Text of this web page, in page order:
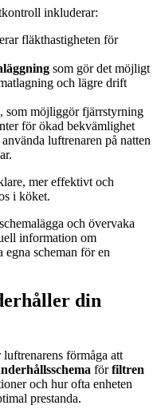
inkluderar:
fläkthastigheten för
som gör det möjligt
och lägre drift
, som möjliggör fjärrstyrning
för ökad bekvämlighet
luftrenaren på natten
mer effektivt och
i köket.
och övervaka
information om
scheman för en
din
förmåga att
förfiltren
och hur ofta enheten
prestanda.